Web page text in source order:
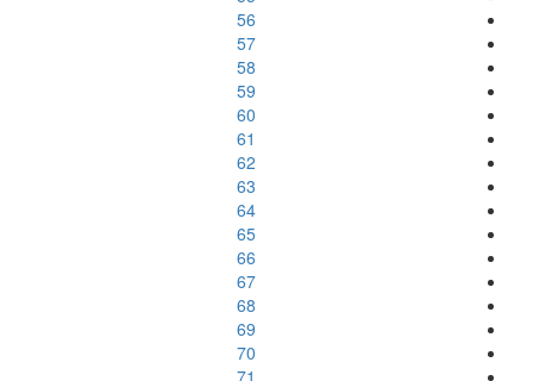
56
57
58
59
60
61
62
63
64
65
66
67
68
69
70